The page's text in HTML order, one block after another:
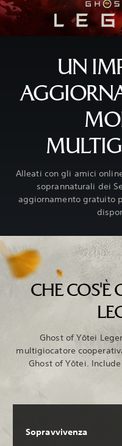
UN
Alleati con gli amici
soprannaturali dei
aggiornamento gratuito
CHE COS'È
Ghost of Yōtei
multigiocatore
Ghost of Yōtei.
Sopravvivenza